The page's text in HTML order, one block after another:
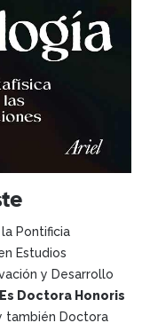
Pontificia
Estudios
y Desarrollo
Es Doctora Honoris
también Doctora